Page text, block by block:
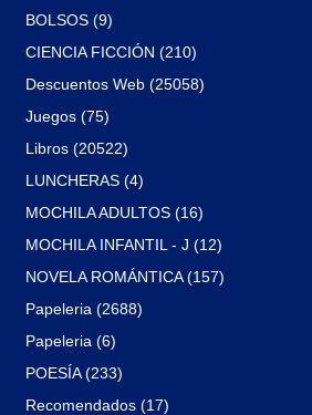
BOLSOS (9)
CIENCIA FICCIÓN (210)
Descuentos Web (25058)
Juegos (75)
Libros (20522)
LUNCHERAS (4)
MOCHILA ADULTOS (16)
MOCHILA INFANTIL - J (12)
NOVELA ROMÁNTICA (157)
Papeleria (2688)
Papeleria (6)
POESÍA (233)
Recomendados (17)